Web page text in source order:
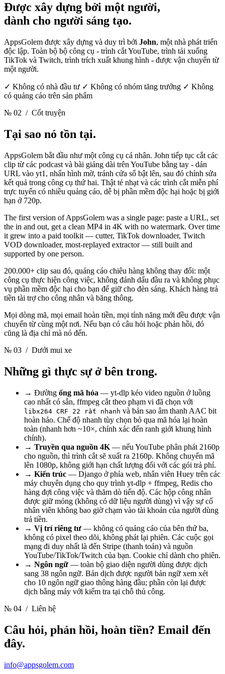
Được xây dựng bởi một người,
dành cho người sáng tạo.
AppsGolem được xây dựng và duy trì bởi John, một nhà phát triển
độc lập. Toàn bộ bộ công cụ - trình cắt YouTube, trình tải xuống
TikTok và Twitch, trình trích xuất khung hình - được vận chuyển từ
một người.
✓ Không có nhà đầu tư ✓ Không có nhóm tăng trưởng ✓ Không
có quảng cáo trên sản phẩm
№ 02 / Cốt truyện
Tại sao nó tồn tại.
AppsGolem bắt đầu như một công cụ cá nhân. John tiếp tục cắt các
clip từ các podcast và bài giảng dài trên YouTube bằng tay - dán
URL vào yt1, nhấn hình mờ, tránh cửa sổ bật lên, sau đó chỉnh sửa
kết quả trong công cụ thứ hai. Thật tẻ nhạt và các trình cắt miễn phí
trực tuyến có nhiều quảng cáo, dễ bị phần mềm độc hại hoặc bị giới
hạn ở 720p.
The first version of AppsGolem was a single page: paste a URL, set
the in and out, get a clean MP4 in 4K with no watermark. Over time
it grew into a paid toolkit — cutter, TikTok downloader, Twitch
VOD downloader, most-replayed extractor — still built and
supported by one person.
200.000+ clip sau đó, quảng cáo chiêu hàng không thay đổi: một
công cụ thực hiện công việc, không đánh dấu đầu ra và không phục
vụ phần mềm độc hại cho bạn để giữ cho đèn sáng. Khách hàng trả
tiền tài trợ cho công nhân và băng thông.
Mọi dòng mã, mọi email hoàn tiền, mọi tính năng mới đều được vận
chuyển từ cùng một nơi. Nếu bạn có câu hỏi hoặc phản hồi, đó
cũng là địa chỉ mà nó đến.
№ 03 / Dưới mui xe
Những gì thực sự ở bên trong.
→ Đường ống mã hóa — yt-dlp kéo video nguồn ở luồng
cao nhất có sẵn, ffmpeg cắt theo phạm vi đã chọn với
libx264 CRF 22 rất nhanh và bản sao âm thanh AAC bit
hoàn hảo. Chế độ nhanh tùy chọn bỏ qua mã hóa lại hoàn
toàn (nhanh hơn ~10×, chính xác đến ranh giới khung hình
chính).
→ Truyền qua nguồn 4K — nếu YouTube phân phát 2160p
cho nguồn, thì trình cắt sẽ xuất ra 2160p. Không chuyển mã
lên 1080p, không giới hạn chất lượng đối với các gói trả phí.
→ Kiến trúc — Django ở phía web, nhân viên Huey trên các
máy chuyên dụng cho quy trình yt-dlp + ffmpeg, Redis cho
hàng đợi công việc và thăm dò tiến độ. Các hộp công nhân
được giữ mỏng (không có dữ liệu người dùng) vì vậy sự cố
nhân viên không bao giờ chạm vào tài khoản của người dùng
trả tiền.
→ Vị trí riêng tư — không có quảng cáo của bên thứ ba,
không có pixel theo dõi, không phát lại phiên. Các cuộc gọi
mạng đi duy nhất là đến Stripe (thanh toán) và nguồn
YouTube/TikTok/Twitch của bạn. Cookie chỉ dành cho phiên.
→ Ngôn ngữ — toàn bộ giao diện người dùng được dịch
sang 38 ngôn ngữ. Bản dịch được người bản ngữ xem xét
cho 10 ngôn ngữ giao thông hàng đầu; phần còn lại được
dịch bằng máy với kiểm tra tại chỗ thủ công.
№ 04 / Liên hệ
Câu hỏi, phản hồi, hoàn tiền? Email đến
đây.
info@appsgolem.com